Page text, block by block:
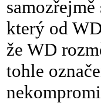
který od
že WD
tohle